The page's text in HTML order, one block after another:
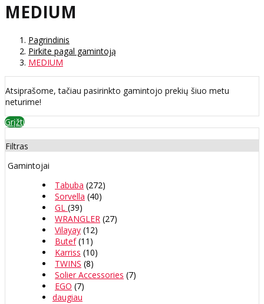
MEDIUM
Pagrindinis
Pirkite pagal gamintoją
MEDIUM
Atsiprašome, tačiau pasirinkto gamintojo prekių šiuo metu
neturime!
Grįžti
Filtras
Gamintojai
Tabuba (272)
Sorvella (40)
GL (39)
WRANGLER (27)
Vilayay (12)
Butef (11)
Karriss (10)
TWINS (8)
Solier Accessories (7)
EGO (7)
daugiau